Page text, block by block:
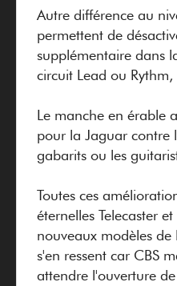
Autre différence au
permettent de
supplémentaire dans
circuit Lead ou
Le manche en érable
pour la Jaguar contre
gabarits ou les
Toutes ces
éternelles Telecaster
nouveaux modèles
s'en ressent car CBS
attendre l'ouverture